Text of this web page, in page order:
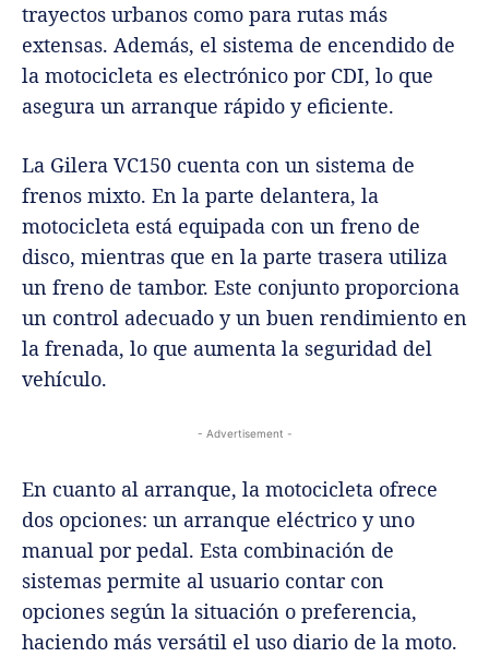
trayectos urbanos como para rutas más
extensas. Además, el sistema de encendido de
la motocicleta es electrónico por CDI, lo que
asegura un arranque rápido y eficiente.
La Gilera VC150 cuenta con un sistema de
frenos mixto. En la parte delantera, la
motocicleta está equipada con un freno de
disco, mientras que en la parte trasera utiliza
un freno de tambor. Este conjunto proporciona
un control adecuado y un buen rendimiento en
la frenada, lo que aumenta la seguridad del
vehículo.
- Advertisement -
En cuanto al arranque, la motocicleta ofrece
dos opciones: un arranque eléctrico y uno
manual por pedal. Esta combinación de
sistemas permite al usuario contar con
opciones según la situación o preferencia,
haciendo más versátil el uso diario de la moto.